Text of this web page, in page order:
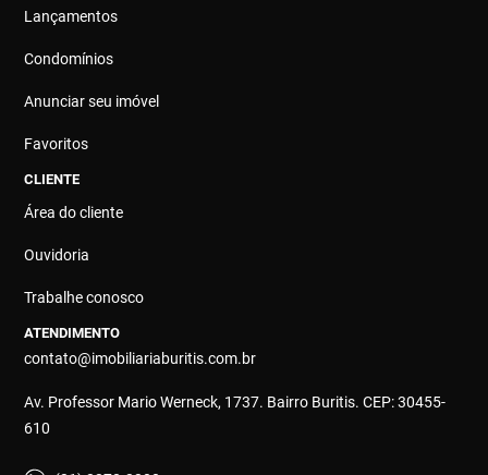
Lançamentos
Condomínios
Anunciar seu imóvel
Favoritos
CLIENTE
Área do cliente
Ouvidoria
Trabalhe conosco
ATENDIMENTO
contato@imobiliariaburitis.com.br
Av. Professor Mario Werneck, 1737. Bairro Buritis. CEP: 30455-
610